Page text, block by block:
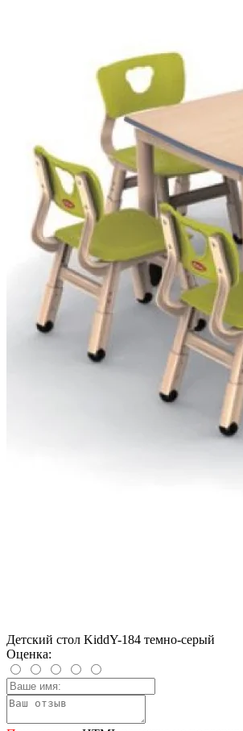
Детский стол KiddY-184 темно-серый
Оценка: